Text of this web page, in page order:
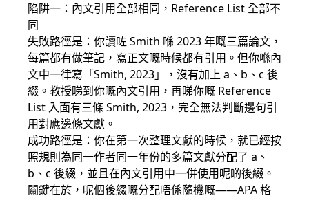
陷阱一：內文引用全部相同，Reference List 全部不
同
失敗路徑是：你讀咗 Smith 喺 2023 年嘅三篇論文，
每篇都有做筆記，寫正文嘅時候都有引用。但你喺內
文中一律寫「Smith, 2023」，沒有加上 a、b、c 後
綴。教授睇到你嘅內文引用，再睇你嘅 Reference
List 入面有三條 Smith, 2023，完全無法判斷邊句引
用對應邊條文獻。
成功路徑是：你在第一次整理文獻的時候，就已經按
照規則為同一作者同一年份的多篇文獻分配了 a、
b、c 後綴，並且在內文引用中一併使用呢啲後綴。
關鍵在於，呢個後綴嘅分配唔係隨機嘅——APA 格